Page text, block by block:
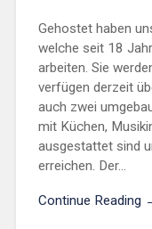
Gehostet haben
welche seit 18
arbeiten. Sie
verfügen derzeit
auch zwei
mit Küchen,
ausgestattet sind
erreichen. Der...
Continue Reading